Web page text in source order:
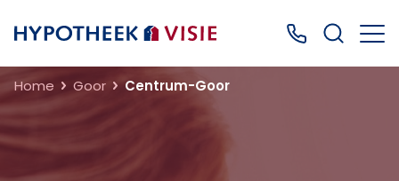
Terug naar home Bel ons: 0499
Home Goor Centrum-Goor